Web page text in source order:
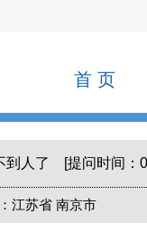
首 页
到人了 [提问时间：
苏省 南京市